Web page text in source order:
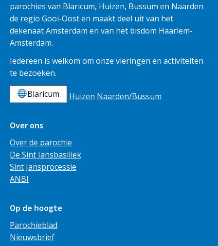
parochies van Blaricum, Huizen, Bussum en Naarden
de regio Gooi-Oost en maakt deel uit van het
dekenaat Amsterdam en van het bisdom Haarlem-
Amsterdam.
Iedereen is welkom om onze vieringen en activiteiten
te bezoeken.
Blaricum
Huizen Naarden/Bussum
Over ons
Over de parochie
De Sint Jansbasiliek
Sint Jansprocessie
ANBI
Op de hoogte
Parochieblad
Nieuwsbrief